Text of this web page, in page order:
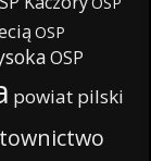
OSP
OSP
powiat pilski